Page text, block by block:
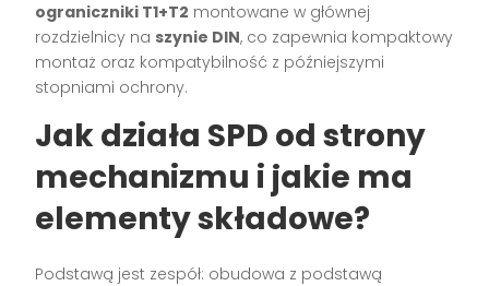
ograniczniki T1+T2 montowane w głównej
rozdzielnicy na szynie DIN, co zapewnia kompaktowy
montaż oraz kompatybilność z późniejszymi
stopniami ochrony.
Jak działa SPD od strony
mechanizmu i jakie ma
elementy składowe?
Podstawą jest zespół: obudowa z podstawą